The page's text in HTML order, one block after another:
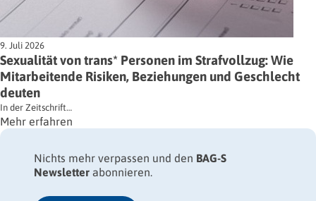
9. Juli 2026
Sexualität von trans* Personen im Strafvollzug: Wie
Mitarbeitende Risiken, Beziehungen und Geschlecht
deuten
In der Zeitschrift…
Mehr erfahren
Nichts mehr verpassen und den BAG-S
Newsletter abonnieren.